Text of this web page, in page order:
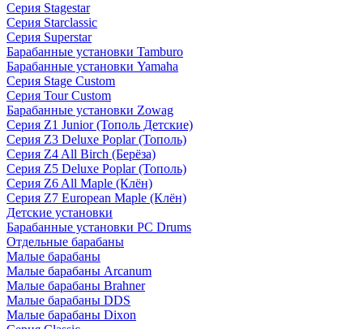
Серия Stagestar
Серия Starclassic
Серия Superstar
Барабанные установки Tamburo
Барабанные установки Yamaha
Серия Stage Custom
Серия Tour Custom
Барабанные установки Zowag
Серия Z1 Junior (Тополь Детские)
Серия Z3 Deluxe Poplar (Тополь)
Серия Z4 All Birch (Берёза)
Серия Z5 Deluxe Poplar (Тополь)
Серия Z6 All Maple (Клён)
Серия Z7 European Maple (Клён)
Детские установки
Барабанные установки PC Drums
Отдельные барабаны
Малые барабаны
Малые барабаны Arcanum
Малые барабаны Brahner
Малые барабаны DDS
Малые барабаны Dixon